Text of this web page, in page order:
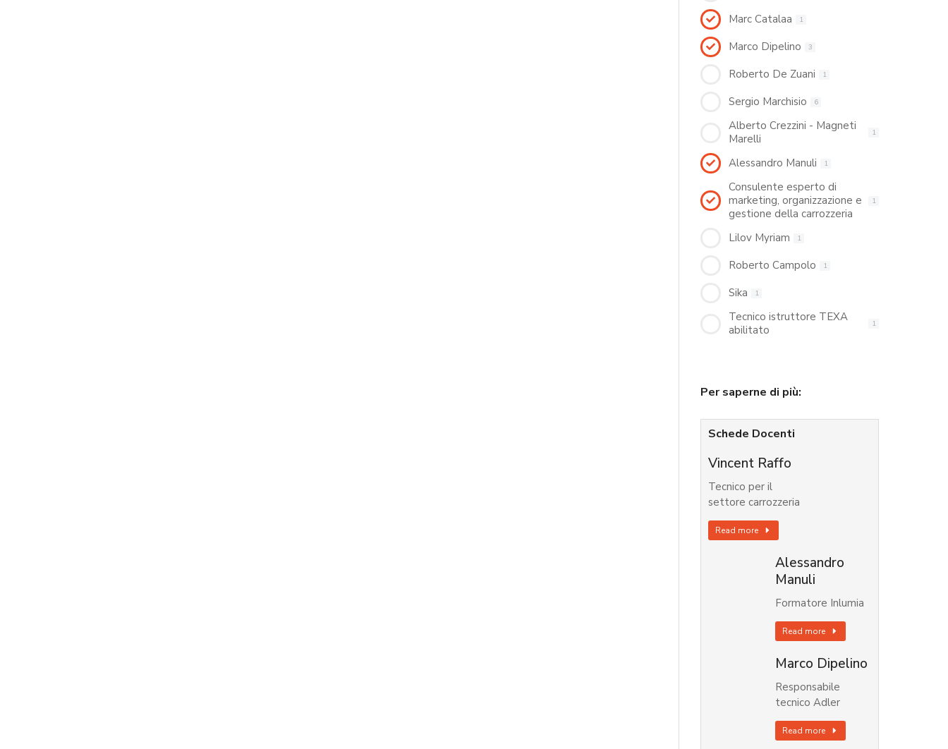
Marc Catalaa 1
Marco Dipelino 3
Roberto De Zuani 1
Sergio Marchisio 6
Alberto Crezzini - Magneti
Marelli
1
Alessandro Manuli 1
Consulente esperto di
marketing, organizzazione e
gestione della carrozzeria
1
Lilov Myriam 1
Roberto Campolo 1
Sika 1
Tecnico istruttore TEXA
abilitato
1
Per saperne di più:
Schede Docenti
Vincent Raffo
Tecnico per il
settore carrozzeria
Read more
Alessandro
Manuli
Formatore Inlumia
Read more
Marco Dipelino
Responsabile
tecnico Adler
Read more